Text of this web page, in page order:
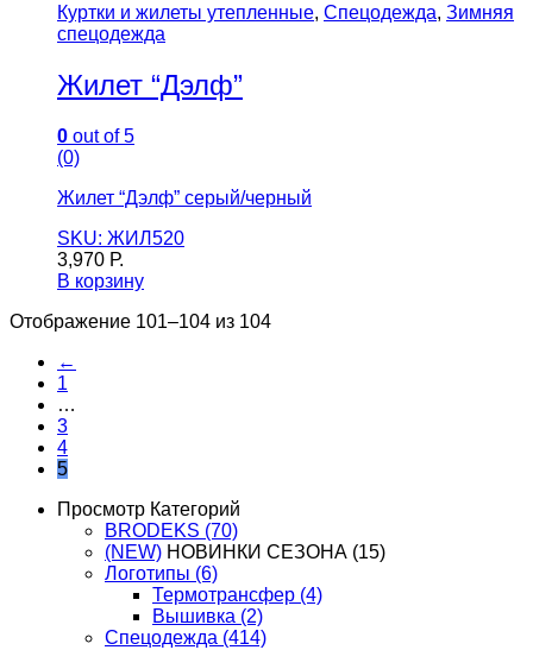
Куртки и жилеты утепленные, Спецодежда, Зимняя
спецодежда
Жилет “Дэлф”
0 out of 5
(0)
Жилет “Дэлф” серый/черный
SKU: ЖИЛ520
3,970 Р.
В корзину
Отображение 101–104 из 104
←
1
…
3
4
5
Просмотр Категорий
BRODEKS (70)
(NEW) НОВИНКИ СЕЗОНА (15)
Логотипы (6)
Термотрансфер (4)
Вышивка (2)
Спецодежда (414)